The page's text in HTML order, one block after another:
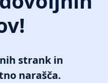
strank in
narašča.